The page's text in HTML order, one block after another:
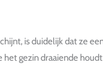
is duidelijk dat ze
het gezin draaiende